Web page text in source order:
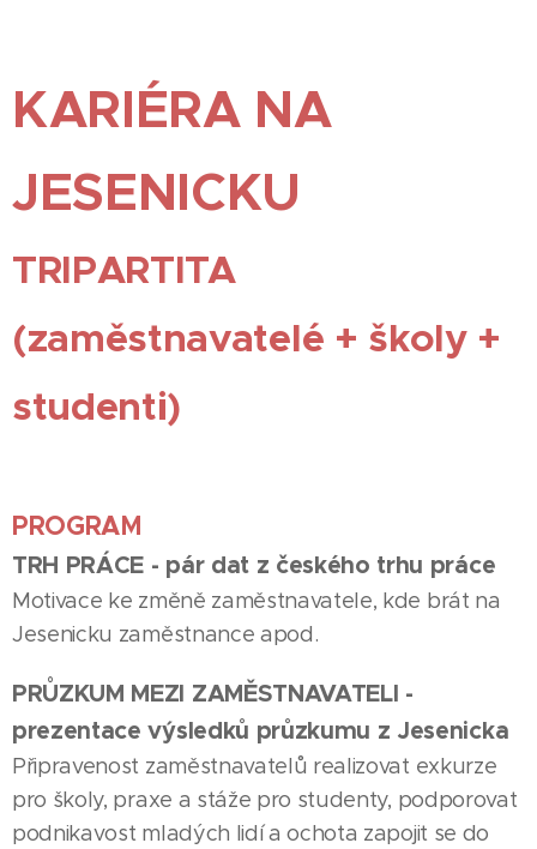
KARIÉRA NA
JESENICKU
TRIPARTITA
(zaměstnavatelé + školy +
studenti)
PROGRAM
TRH PRÁCE - pár dat z českého trhu práce
Motivace ke změně zaměstnavatele, kde brát na
Jesenicku zaměstnance apod.
PRŮZKUM MEZI ZAMĚSTNAVATELI -
prezentace výsledků průzkumu z Jesenicka
Připravenost zaměstnavatelů realizovat exkurze
pro školy, praxe a stáže pro studenty, podporovat
podnikavost mladých lidí a ochota zapojit se do